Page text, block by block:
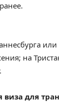
или
на
для